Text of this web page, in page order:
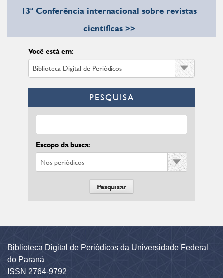
13ª Conferência internacional sobre revistas
científicas >>
Você está em:
PESQUISA
Escopo da busca:
Biblioteca Digital de Periódicos da Universidade Federal
do Paraná
ISSN 2764-9792